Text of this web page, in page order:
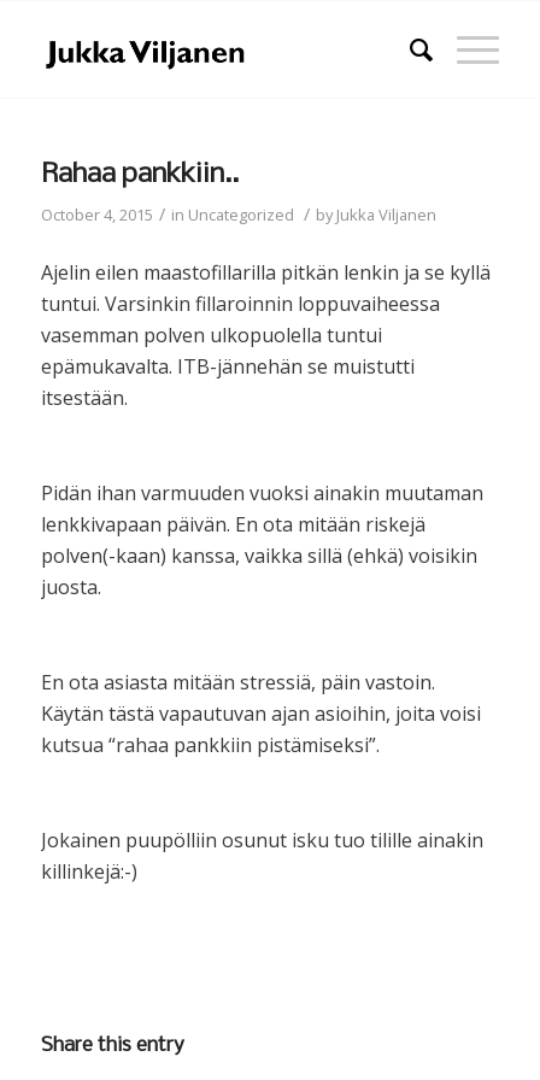
Rahaa pankkiin..
October 4, 2015 / in Uncategorized / byJukka Viljanen
Ajelin eilen maastofillarilla pitkän lenkin ja se kyllä
tuntui. Varsinkin fillaroinnin loppuvaiheessa
vasemman polven ulkopuolella tuntui
epämukavalta. ITB-jännehän se muistutti
itsestään.
Pidän ihan varmuuden vuoksi ainakin muutaman
lenkkivapaan päivän. En ota mitään riskejä
polven(-kaan) kanssa, vaikka sillä (ehkä) voisikin
juosta.
En ota asiasta mitään stressiä, päin vastoin.
Käytän tästä vapautuvan ajan asioihin, joita voisi
kutsua “rahaa pankkiin pistämiseksi”.
Jokainen puupölliin osunut isku tuo tilille ainakin
killinkejä:-)
Share this entry